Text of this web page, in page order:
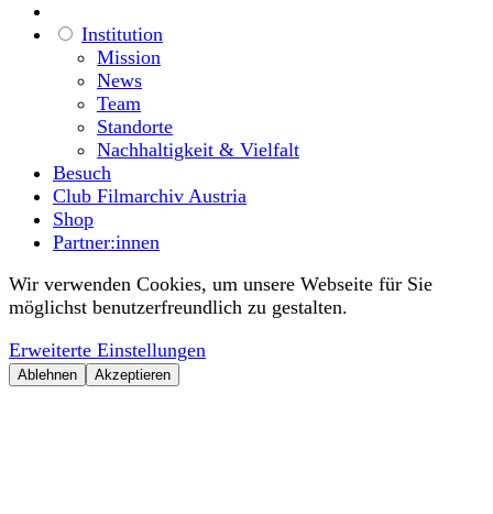
Institution
Mission
News
Team
Standorte
Nachhaltigkeit & Vielfalt
Besuch
Club Filmarchiv Austria
Shop
Partner:innen
Wir verwenden Cookies, um unsere Webseite für Sie
möglichst benutzerfreundlich zu gestalten.
Erweiterte Einstellungen
Ablehnen Akzeptieren